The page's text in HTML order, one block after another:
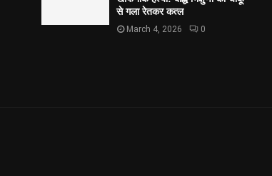
से गला रेतकर कत्ल
March 4, 2026 0